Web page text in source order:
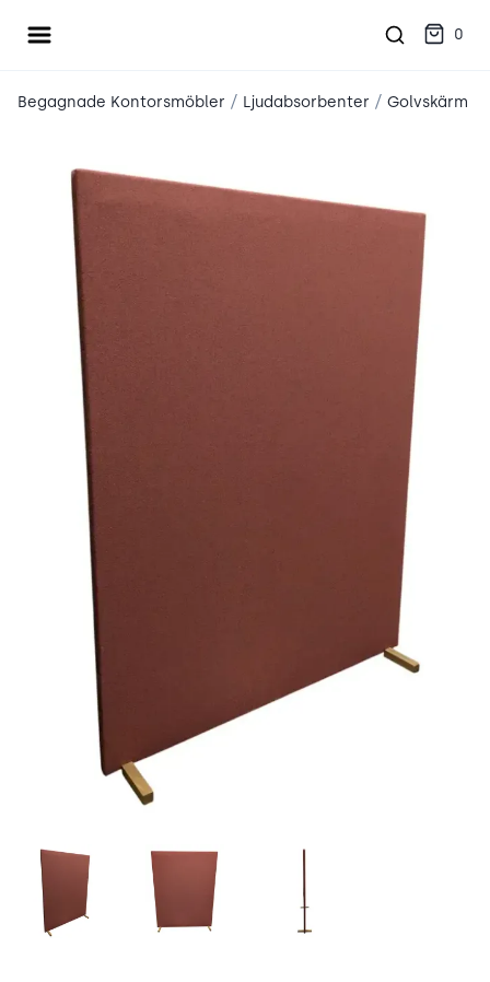
Öppna meny 0
Begagnade Kontorsmöbler / Ljudabsorbenter / Golvskärm
NlPBHtXiKj50.webpOptima.webpOptima-2.webp